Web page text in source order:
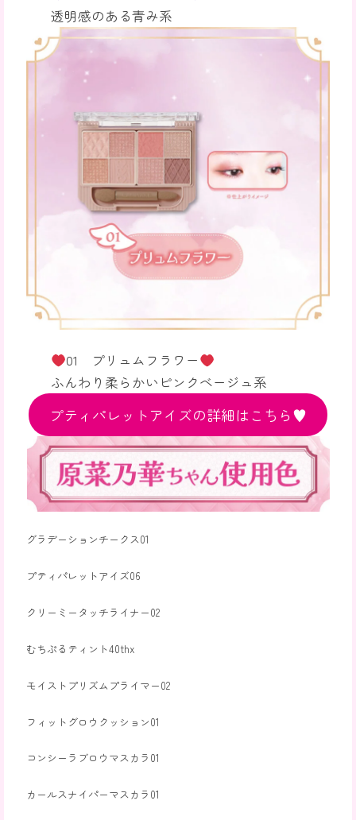
透明感のある青み系
01 プリュムフラワー
ふんわり柔らかいピンクベージュ系
プティパレットアイズの詳細はこちら♥
グラデーションチークス01
プティパレットアイズ06
クリーミータッチライナー02
むちぷるティント40thx
モイストプリズムプライマー02
フィットグロウクッション01
コンシーラブロウマスカラ01
カールスナイパーマスカラ01